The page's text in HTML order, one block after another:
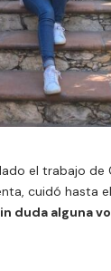
el trabajo de
cuidó hasta
duda alguna